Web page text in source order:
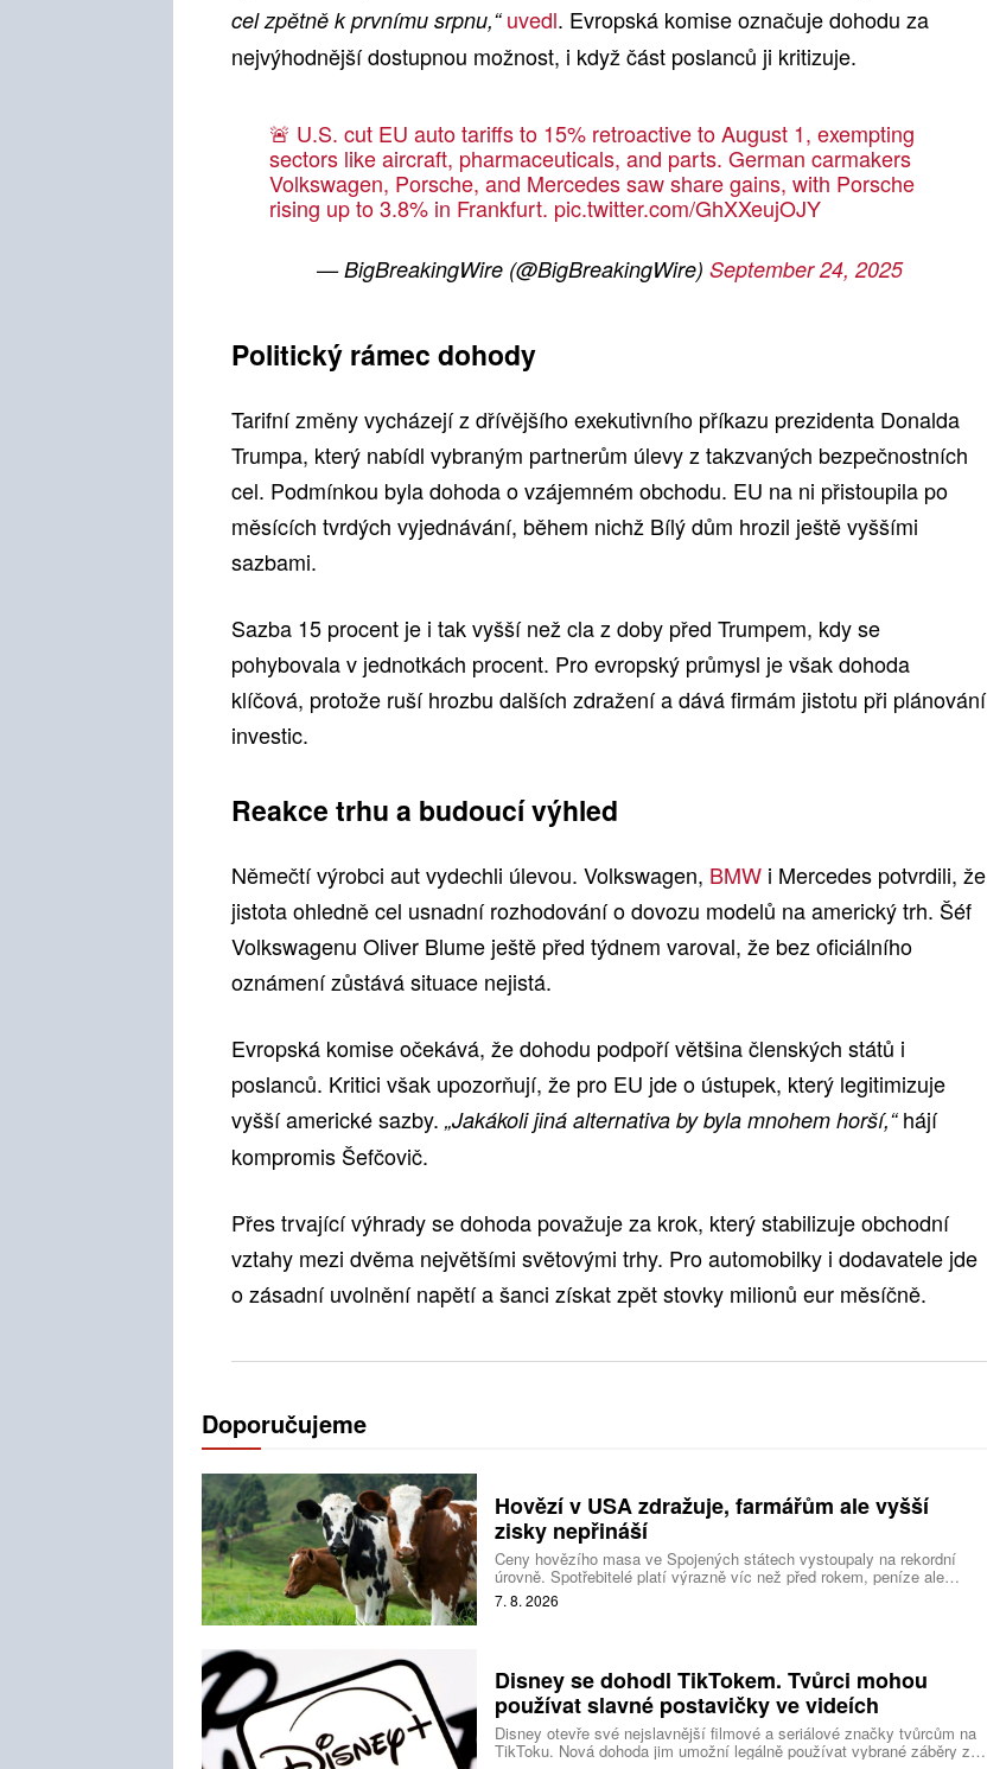
cel zpětně k prvnímu srpnu,“ uvedl. Evropská komise označuje dohodu za
nejvýhodnější dostupnou možnost, i když část poslanců ji kritizuje.
🚨 U.S. cut EU auto tariffs to 15% retroactive to August 1, exempting
sectors like aircraft, pharmaceuticals, and parts. German carmakers
Volkswagen, Porsche, and Mercedes saw share gains, with Porsche
rising up to 3.8% in Frankfurt. pic.twitter.com/GhXXeujOJY
— BigBreakingWire (@BigBreakingWire) September 24, 2025
Politický rámec dohody
Tarifní změny vycházejí z dřívějšího exekutivního příkazu prezidenta Donalda
Trumpa, který nabídl vybraným partnerům úlevy z takzvaných bezpečnostních
cel. Podmínkou byla dohoda o vzájemném obchodu. EU na ni přistoupila po
měsících tvrdých vyjednávání, během nichž Bílý dům hrozil ještě vyššími
sazbami.
Sazba 15 procent je i tak vyšší než cla z doby před Trumpem, kdy se
pohybovala v jednotkách procent. Pro evropský průmysl je však dohoda
klíčová, protože ruší hrozbu dalších zdražení a dává firmám jistotu při plánování
investic.
Reakce trhu a budoucí výhled
Němečtí výrobci aut vydechli úlevou. Volkswagen, BMW i Mercedes potvrdili, že
jistota ohledně cel usnadní rozhodování o dovozu modelů na americký trh. Šéf
Volkswagenu Oliver Blume ještě před týdnem varoval, že bez oficiálního
oznámení zůstává situace nejistá.
Evropská komise očekává, že dohodu podpoří většina členských států i
poslanců. Kritici však upozorňují, že pro EU jde o ústupek, který legitimizuje
vyšší americké sazby. „Jakákoli jiná alternativa by byla mnohem horší,“hájí
kompromis Šefčovič.
Přes trvající výhrady se dohoda považuje za krok, který stabilizuje obchodní
vztahy mezi dvěma největšími světovými trhy. Pro automobilky i dodavatele jde
o zásadní uvolnění napětí a šanci získat zpět stovky milionů eur měsíčně.
Doporučujeme
Hovězí v USA zdražuje, farmářům ale vyšší
zisky nepřináší
Ceny hovězího masa ve Spojených státech vystoupaly na rekordní
úrovně. Spotřebitelé platí výrazně víc než před rokem, peníze ale
nezůstávají farmářům, zpracovatelům ani restauracím. Celý řetězec
svírají nedostatek dobytka a prudce rostoucí náklady.
7. 8. 2026
Disney se dohodl TikTokem. Tvůrci mohou
používat slavné postavičky ve videích
Disney otevře své nejslavnější filmové a seriálové značky tvůrcům na
TikToku. Nová dohoda jim umožní legálně používat vybrané záběry z